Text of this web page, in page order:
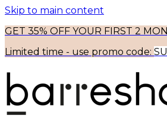
Skip to main content
GET 35% OFF YOUR FIRST 2
Limited time - use promo code: